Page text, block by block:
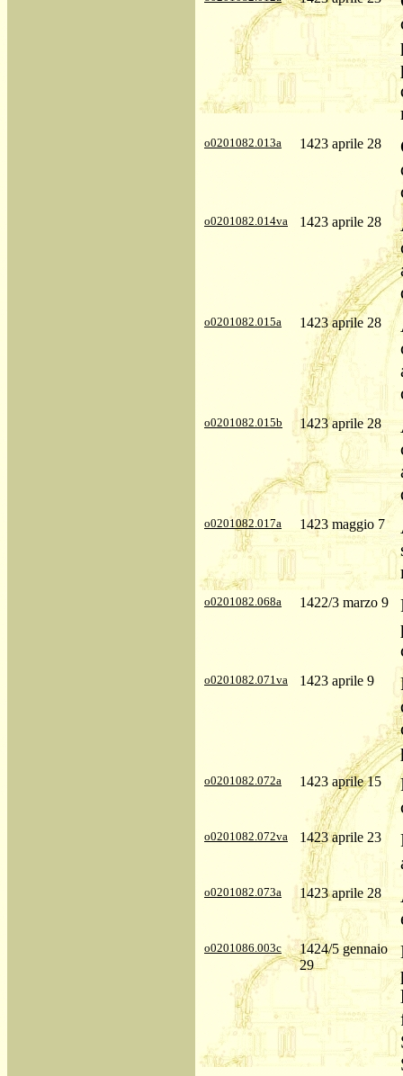
o0201082.013a 1423 aprile 28
o0201082.014va 1423 aprile 28
o0201082.015a 1423 aprile 28
o0201082.015b 1423 aprile 28
o0201082.017a 1423 maggio 7
o0201082.068a 1422/3 marzo 9
o0201082.071va 1423 aprile 9
o0201082.072a 1423 aprile 15
o0201082.072va 1423 aprile 23
o0201082.073a 1423 aprile 28
o0201086.003c
1424/5 gennaio
29